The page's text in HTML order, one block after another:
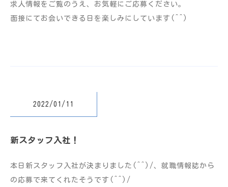
求人情報をご覧のうえ、お気軽にご応募ください。
面接にてお会いできる日を楽しみにしています(^^)
2022/01/11
新スタッフ入社！
本日新スタッフ入社が決まりました(^^)/、就職情報誌から
の応募で来てくれたそうです(^^)/